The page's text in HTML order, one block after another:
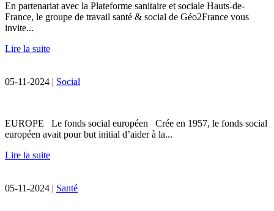
En partenariat avec la Plateforme sanitaire et sociale Hauts-de-
France, le groupe de travail santé & social de Géo2France vous
invite...
Lire la suite
05-11-2024 | Social
EUROPE Le fonds social européen Crée en 1957, le fonds social
européen avait pour but initial d’aider à la...
Lire la suite
05-11-2024 | Santé